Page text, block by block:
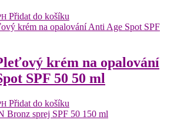
Přidat do košíku
krém na opalování
SPF 50 50 ml
Přidat do košíku